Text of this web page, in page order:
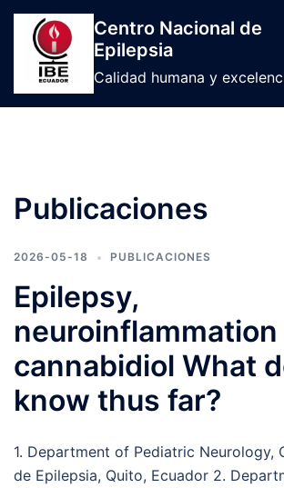
Saltar
contenido
Centro Nacional de
Epilepsia
Calidad humana y
Publicaciones
2026-05-18 PUBLICACIONES
Epilepsy,
neuroinflammation
cannabidiol What
know thus far?
1. Department of Pediatric Neurology,
de Epilepsia, Quito, Ecuador 2.